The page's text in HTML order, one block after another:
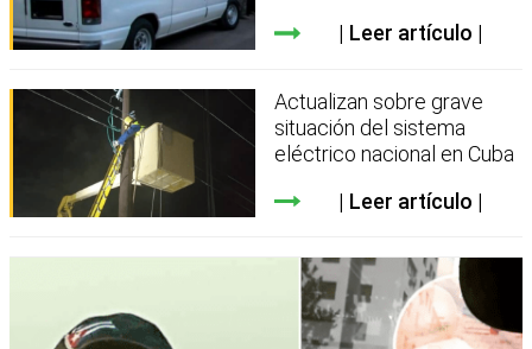
Leer artículo
Actualizan sobre grave
situación del sistema
eléctrico nacional en Cuba
Leer artículo